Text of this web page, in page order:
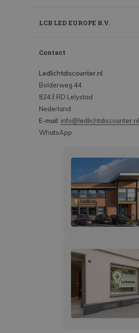
LCB LED EUROPE B.V.
Contact
Ledlichtdiscounter.nl
Bolderweg 44
8243 RD Lelystad
Nederland
E-mail: info@ledlichtdiscounter.nl
WhatsApp